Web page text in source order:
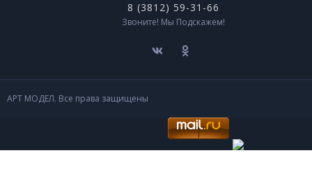
8 (3812) 59-31-66
Звоните! Мы Подскажем!
АРТ МОДЕЛ. Все права защищены